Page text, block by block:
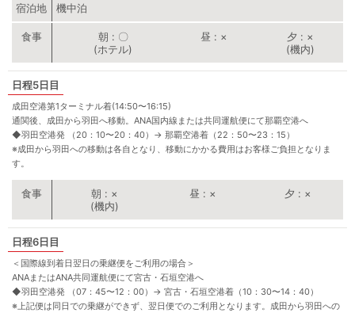
宿泊地 機中泊
朝
〇
(ホテル)
昼 × 夕
×
(機内)
5日目
成田空港第1ターミナル着(14:50〜16:15)
通関後、成田から羽田へ移動。ANA国内線または共同運航便にて那覇空港へ
◆羽田空港発 （20：10〜20：40） → 那覇空港着（22：50〜23：15）
※成田から羽田への移動は各自となり、移動にかかる費用はお客様ご負担となりま
す。
朝
×
(機内)
昼 × 夕 ×
6日目
＜国際線到着日翌日の乗継便をご利用の場合＞
ANAまたはANA共同運航便にて宮古・石垣空港へ
◆羽田空港発 （07：45〜12：00） → 宮古・石垣空港着（10：30〜14：40）
※上記便は同日での乗継ができず、翌日便でのご利用となります。成田から羽田への